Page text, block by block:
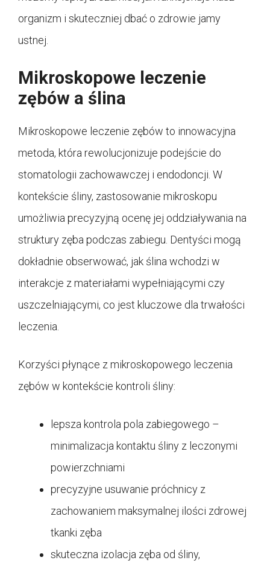
organizm i skuteczniej dbać o zdrowie jamy
ustnej.
Mikroskopowe leczenie
zębów a ślina
Mikroskopowe leczenie zębów to innowacyjna
metoda, która rewolucjonizuje podejście do
stomatologii zachowawczej i endodoncji. W
kontekście śliny, zastosowanie mikroskopu
umożliwia precyzyjną ocenę jej oddziaływania na
struktury zęba podczas zabiegu. Dentyści mogą
dokładnie obserwować, jak ślina wchodzi w
interakcje z materiałami wypełniającymi czy
uszczelniającymi, co jest kluczowe dla trwałości
leczenia.
Korzyści płynące z mikroskopowego leczenia
zębów w kontekście kontroli śliny:
lepsza kontrola pola zabiegowego –
minimalizacja kontaktu śliny z leczonymi
powierzchniami
precyzyjne usuwanie próchnicy z
zachowaniem maksymalnej ilości zdrowej
tkanki zęba
skuteczna izolacja zęba od śliny,